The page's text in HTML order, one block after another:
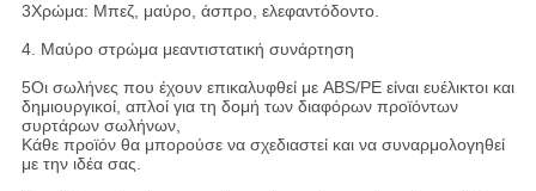
3Χρώμα: Μπεζ, μαύρο, άσπρο, ελεφαντόδοντο.
4. Μαύρο στρώμα μεαντιστατική συνάρτηση
5Οι σωλήνες που έχουν επικαλυφθεί με ABS/PE είναι ευέλικτοι και
δημιουργικοί, απλοί για τη δομή των διαφόρων προϊόντων
συρτάρων σωλήνων,
Κάθε προϊόν θα μπορούσε να σχεδιαστεί και να συναρμολογηθεί
με την ιδέα σας.